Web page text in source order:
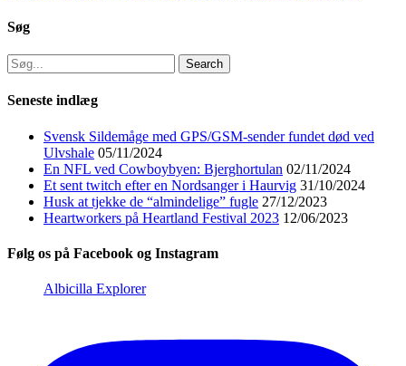
Søg
Search
for:
Seneste indlæg
Svensk Sildemåge med GPS/GSM-sender fundet død ved
Ulvshale 05/11/2024
En NFL ved Cowboybyen: Bjerghortulan 02/11/2024
Et sent twitch efter en Nordsanger i Haurvig 31/10/2024
Husk at tjekke de “almindelige” fugle 27/12/2023
Heartworkers på Heartland Festival 2023 12/06/2023
Følg os på Facebook og Instagram
Albicilla Explorer